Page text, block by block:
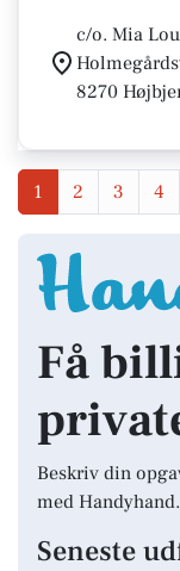
c/o. Mia
8270
1 2 3 4
Få
Beskriv din
med Handyhand.
Seneste